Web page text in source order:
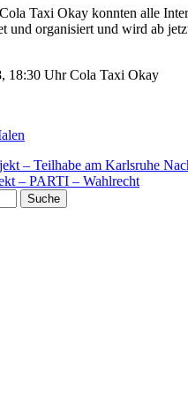
Taxi Okay konnten alle
organisiert und wird ab
18:30 Uhr Cola Taxi Okay
– Teilhabe am Karlsruhe
– PARTI – Wahlrecht